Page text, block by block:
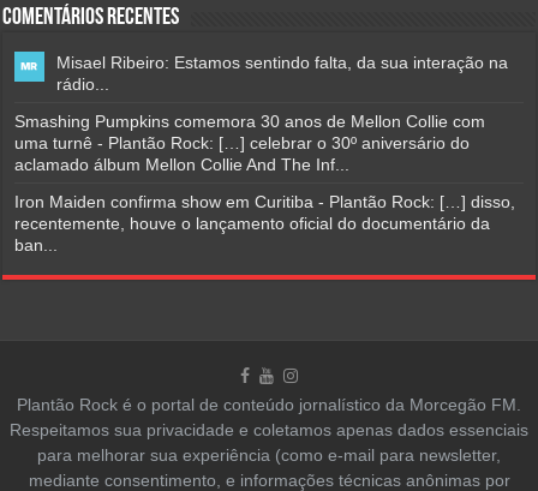
Comentários Recentes
Misael Ribeiro: Estamos sentindo falta, da sua interação na
rádio...
Smashing Pumpkins comemora 30 anos de Mellon Collie com
uma turnê - Plantão Rock: […] celebrar o 30º aniversário do
aclamado álbum Mellon Collie And The Inf...
Iron Maiden confirma show em Curitiba - Plantão Rock: […] disso,
recentemente, houve o lançamento oficial do documentário da
ban...
Plantão Rock é o portal de conteúdo jornalístico da Morcegão FM.
Respeitamos sua privacidade e coletamos apenas dados essenciais
para melhorar sua experiência (como e-mail para newsletter,
mediante consentimento, e informações técnicas anônimas por